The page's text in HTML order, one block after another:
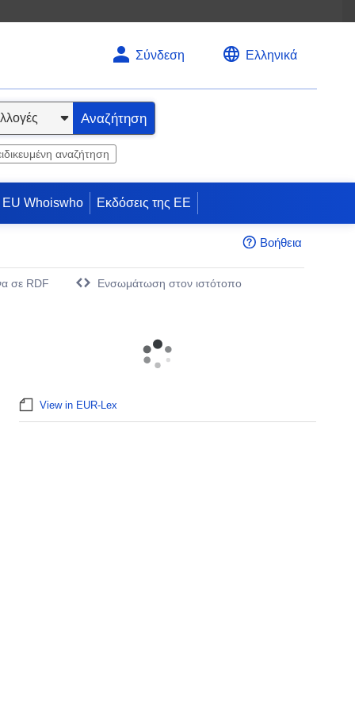
Σύνδεση Ελληνικά
Αναζήτηση
αναζήτηση
EU Whoiswho Εκδόσεις της ΕΕ
Βοήθεια
σε RDF
Eνσωμάτωση στον ιστότοπο
View in EUR-Lex